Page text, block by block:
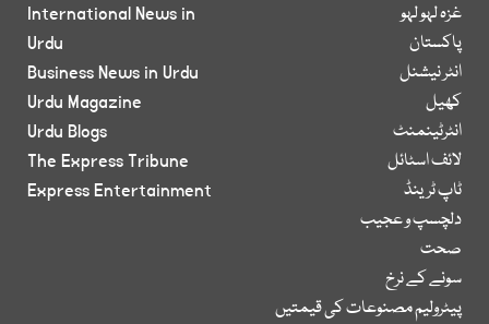
غزہ لہو لہو
پاکستان
انٹر نیشنل
کھیل
انٹرٹینمنٹ
لائف اسٹائل
ٹاپ ٹرینڈ
دلچسپ و عجیب
صحت
سونے کے نرخ
پیٹرولیم مصنوعات کی قیمتیں
International News in
Urdu
Business News in Urdu
Urdu Magazine
Urdu Blogs
The Express Tribune
Express Entertainment